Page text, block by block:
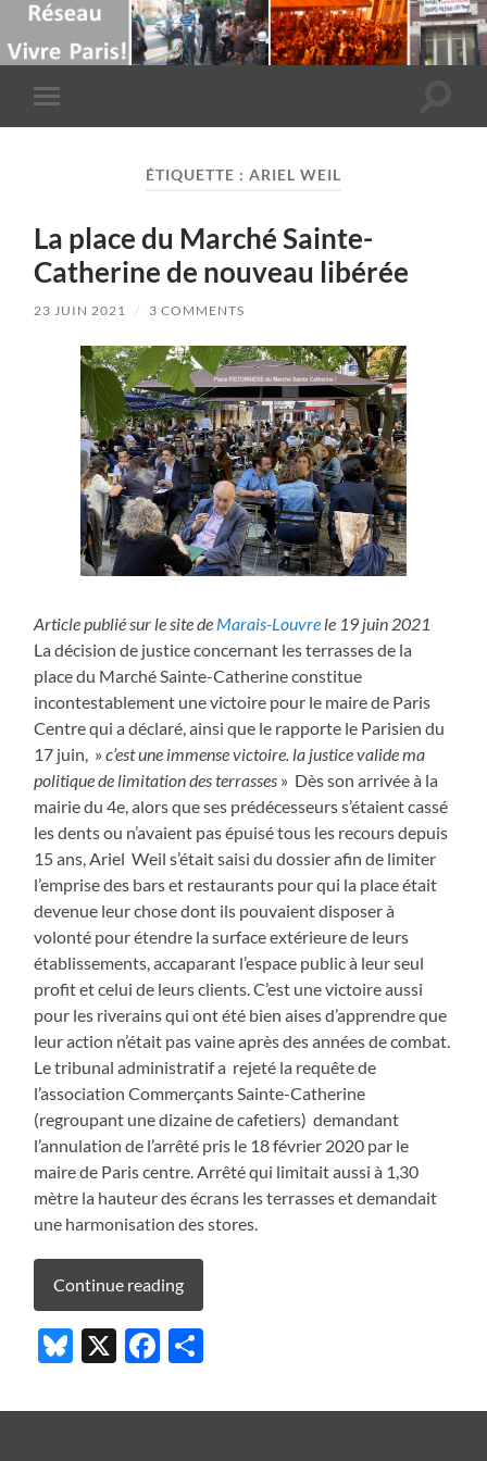
Toggle
mobile
ÉTIQUETTE : ARIEL WEIL
La place du Marché Sainte-
Catherine de nouveau libérée
23 JUIN 2021 / 3 COMMENTS
Article publié sur le site de Marais-Louvre le 19 juin 2021
La décision de justice concernant les terrasses de la
place du Marché Sainte-Catherine constitue
incontestablement une victoire pour le maire de Paris
Centre qui a déclaré, ainsi que le rapporte le Parisien du
17 juin, »c’est une immense victoire. la justice valide ma
politique de limitation des terrasses » Dès son arrivée à la
mairie du 4e, alors que ses prédécesseurs s’étaient cassé
les dents ou n’avaient pas épuisé tous les recours depuis
15 ans, Ariel Weil s’était saisi du dossier afin de limiter
l’emprise des bars et restaurants pour qui la place était
devenue leur chose dont ils pouvaient disposer à
volonté pour étendre la surface extérieure de leurs
établissements, accaparant l’espace public à leur seul
profit et celui de leurs clients. C’est une victoire aussi
pour les riverains qui ont été bien aises d’apprendre que
leur action n’était pas vaine après des années de combat.
Le tribunal administratif a rejeté la requête de
l’association Commerçants Sainte-Catherine
(regroupant une dizaine de cafetiers) demandant
l’annulation de l’arrêté pris le 18 février 2020 par le
maire de Paris centre. Arrêté qui limitait aussi à 1,30
mètre la hauteur des écrans les terrasses et demandait
une harmonisation des stores.
Continue reading
Bluesky
X Facebook